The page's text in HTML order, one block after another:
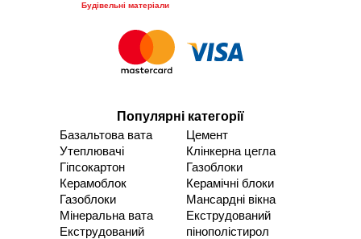
Будівельні матеріали
Популярні категорії
Базальтова вата
Утеплювачі
Гіпсокартон
Керамоблок
Газоблоки
Мінеральна вата
Екструдований
Цемент
Клінкерна цегла
Газоблоки
Керамічні блоки
Мансардні вікна
Екструдований
пінополістирол